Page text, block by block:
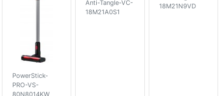
PowerStick-
PRO-VS-
80N8014KW
Anti-Tangle-VC-
18M21A0S1
18M21N9VD